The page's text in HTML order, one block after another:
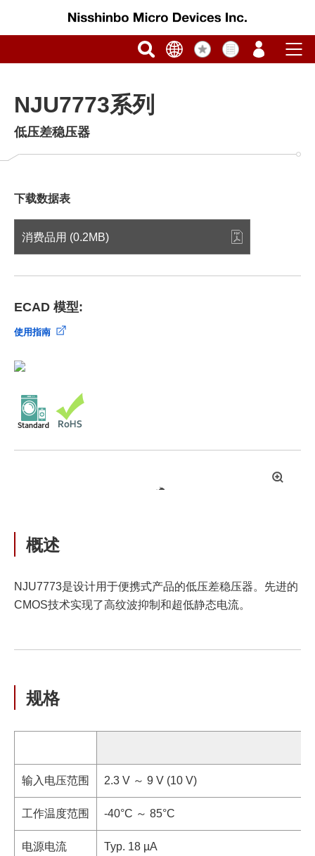
NJU7773系列
低压差稳压器
下载数据表
消费品用 (0.2MB)
ECAD 模型:
使用指南
拡
概述
NJU7773是设计用于便携式产品的低压差稳压器。先进的
CMOS技术实现了高纹波抑制和超低静态电流。
规格
输入电压范围 2.3 V ～ 9 V (10 V)
工作温度范围 -40°C ～ 85°C
电源电流 Typ. 18 µA